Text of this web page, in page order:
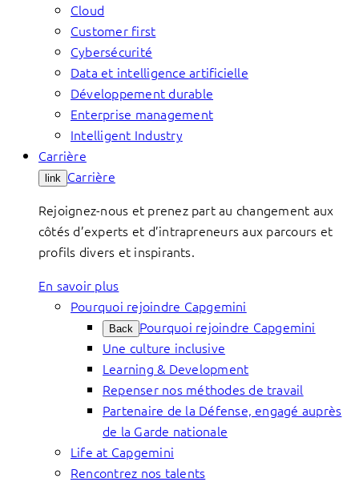
Cloud
Customer first
Cybersécurité
Data et intelligence artificielle
Développement durable
Enterprise management
Intelligent Industry
Carrière
link Carrière
Rejoignez-nous et prenez part au changement aux
côtés d’experts et d’intrapreneurs aux parcours et
profils divers et inspirants.
En savoir plus
Pourquoi rejoindre Capgemini
Back Pourquoi rejoindre Capgemini
Une culture inclusive
Learning & Development
Repenser nos méthodes de travail
Partenaire de la Défense, engagé auprès
de la Garde nationale
Life at Capgemini
Rencontrez nos talents